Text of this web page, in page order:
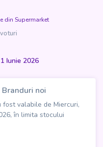
din Supermarket
Iunie 2026
noi
valabile de Miercuri,
în limita stocului
noi" aduce în atenția